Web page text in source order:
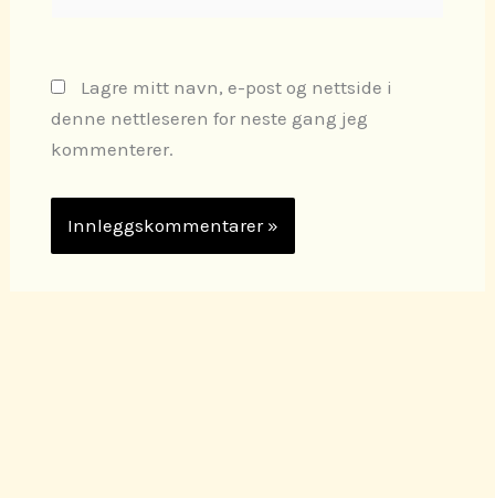
Lagre mitt navn, e-post og nettside i
denne nettleseren for neste gang jeg
kommenterer.